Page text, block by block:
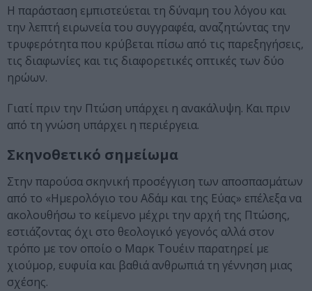
Η παράσταση εμπιστεύεται τη δύναμη του λόγου και
την λεπτή ειρωνεία του συγγραφέα, αναζητώντας την
τρυφερότητα που κρύβεται πίσω από τις παρεξηγήσεις,
τις διαφωνίες και τις διαφορετικές οπτικές των δύο
ηρώων.
Γιατί πριν την Πτώση υπάρχει η ανακάλυψη. Και πριν
από τη γνώση υπάρχει η περιέργεια.
Σκηνοθετικό σημείωμα
Στην παρούσα σκηνική προσέγγιση των αποσπασμάτων
από το «Ημερολόγιο του Αδάμ και της Εύας» επέλεξα να
ακολουθήσω το κείμενο μέχρι την αρχή της Πτώσης,
εστιάζοντας όχι στο θεολογικό γεγονός αλλά στον
τρόπο με τον οποίο ο Μαρκ Τουέιν παρατηρεί με
χιούμορ, ευφυία και βαθιά ανθρωπιά τη γέννηση μιας
σχέσης.